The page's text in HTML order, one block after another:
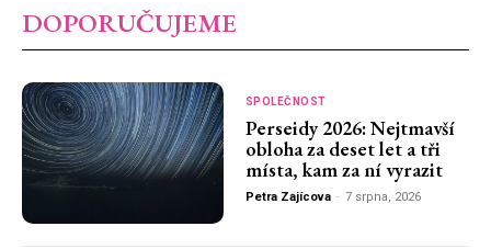
DOPORUČUJEME
SPOLEČNOST
Perseidy 2026: Nejtmavší
obloha za deset let a tři
místa, kam za ní vyrazit
Petra Zajícova - 7 srpna, 2026